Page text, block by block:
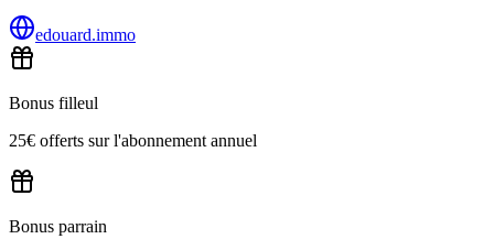
edouard.immo
Bonus filleul
25€ offerts sur l'abonnement annuel
Bonus parrain